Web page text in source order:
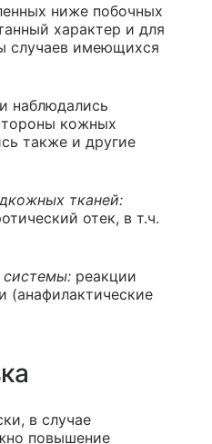
ниже побочных
характер и для
случаев имеющихся
наблюдались
кожных
также и другие
тканей:
отек, в т.ч.
реакции
(анафилактические
в случае
повышение